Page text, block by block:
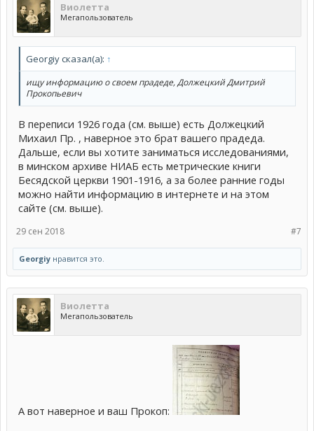
Виолетта
Мегапользователь
Georgiy сказал(а): ↑
ищу информацию о своем прадеде, Должецкий Дмитрий
Прокопьевич
В переписи 1926 года (см. выше) есть Должецкий
Михаил Пр. , наверное это брат вашего прадеда.
Дальше, если вы хотите заниматься исследованиями,
в минском архиве НИАБ есть метрические книги
Бесядской церкви 1901-1916, а за более ранние годы
можно найти информацию в интернете и на этом
сайте (см. выше).
#7
29 сен 2018
Georgiy нравится это.
Виолетта
Мегапользователь
А вот наверное и ваш Прокоп: